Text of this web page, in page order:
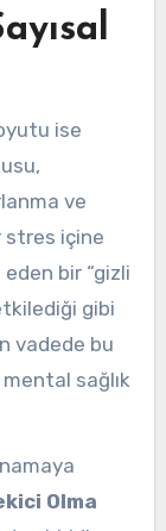
ise
ve
stres içine
eden bir “gizli
gibi
vadede bu
sağlık
Olma